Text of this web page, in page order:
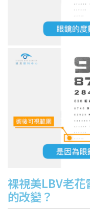
裸視美LBV老花
的改變？